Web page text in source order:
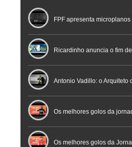
FPF apresenta
Nacional de Arbitragem
Ricardinho anuncia o fim
profissional em
Futebol
Antonio Vadillo: o Arquiteto
Futsal | Documentário
Os melhores golos da
Os melhores golos da